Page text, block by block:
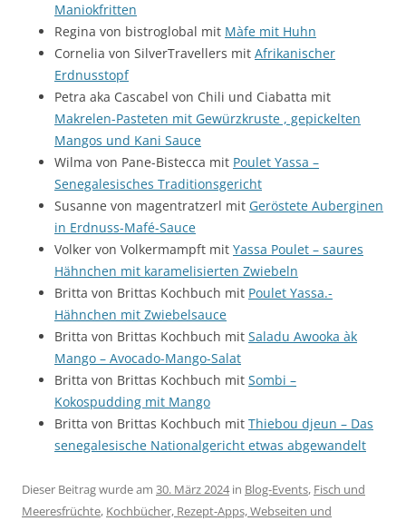
Maniokfritten
Regina von bistroglobal mit Màfe mit Huhn
Cornelia von SilverTravellers mit Afrikanischer
Erdnusstopf
Petra aka Cascabel von Chili und Ciabatta mit
Makrelen-Pasteten mit Gewürzkruste , gepickelten
Mangos und Kani Sauce
Wilma von Pane-Bistecca mit Poulet Yassa –
Senegalesisches Traditionsgericht
Susanne von magentratzerl mit Geröstete Auberginen
in Erdnuss-Mafé-Sauce
Volker von Volkermampft mit Yassa Poulet – saures
Hähnchen mit karamelisierten Zwiebeln
Britta von Brittas Kochbuch mit Poulet Yassa.-
Hähnchen mit Zwiebelsauce
Britta von Brittas Kochbuch mit Saladu Awooka àk
Mango – Avocado-Mango-Salat
Britta von Brittas Kochbuch mit Sombi –
Kokospudding mit Mango
Britta von Brittas Kochbuch mit Thiebou djeun – Das
senegalesische Nationalgericht etwas abgewandelt
Dieser Beitrag wurde am 30. März 2024in Blog-Events, Fisch und
Meeresfrüchte, Kochbücher, Rezept-Apps, Webseiten und